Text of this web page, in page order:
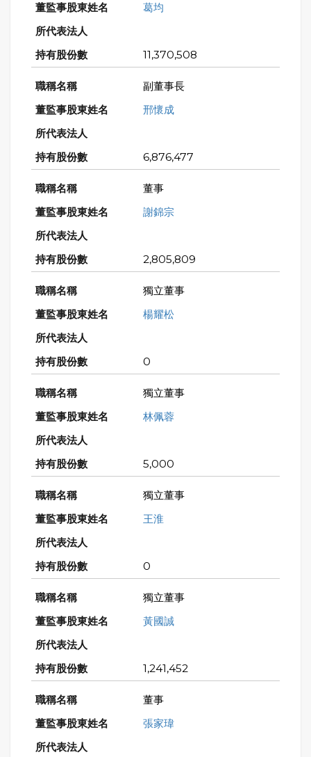
葛均
11,370,508
副董事長
邢懷成
6,876,477
董事
謝錦宗
2,805,809
獨立董事
楊耀松
0
獨立董事
林佩蓉
5,000
獨立董事
王淮
0
獨立董事
黃國誠
1,241,452
董事
張家瑋